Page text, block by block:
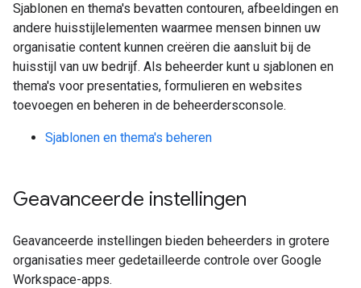
Sjablonen en thema's bevatten contouren, afbeeldingen en
andere huisstijlelementen waarmee mensen binnen uw
organisatie content kunnen creëren die aansluit bij de
huisstijl van uw bedrijf. Als beheerder kunt u sjablonen en
thema's voor presentaties, formulieren en websites
toevoegen en beheren in de beheerdersconsole.
Sjablonen en thema's beheren
Geavanceerde instellingen
Geavanceerde instellingen bieden beheerders in grotere
organisaties meer gedetailleerde controle over Google
Workspace-apps.